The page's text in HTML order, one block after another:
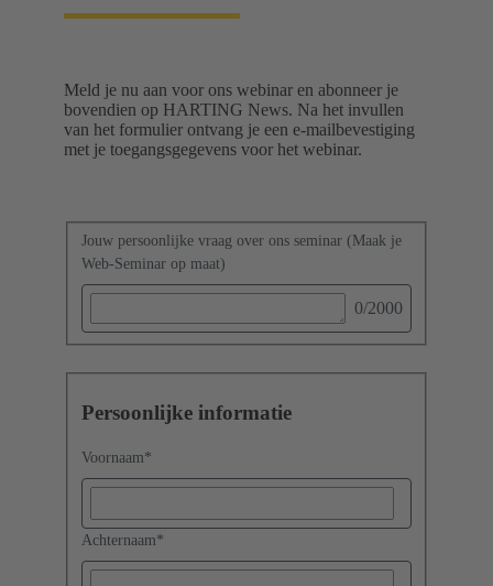
Meld je nu aan voor ons webinar en abonneer je
bovendien op HARTING News. Na het invullen
van het formulier ontvang je een e-mailbevestiging
met je toegangsgegevens voor het webinar.
Jouw persoonlijke vraag over ons seminar (Maak je
Web-Seminar op maat)
0/2000
Persoonlijke informatie
Voornaam*
Achternaam*